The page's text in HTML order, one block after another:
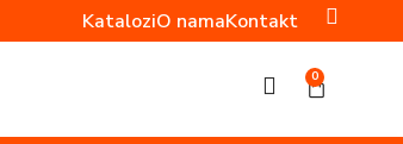
KataloziO namaKontakt
0